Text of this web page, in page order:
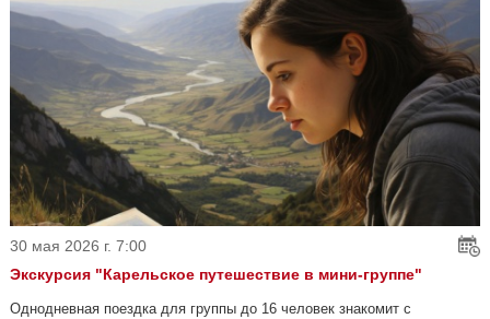
30 мая 2026 г. 7:00
Экскурсия "Карельское путешествие в мини-группе"
Однодневная поездка для группы до 16 человек знакомит с